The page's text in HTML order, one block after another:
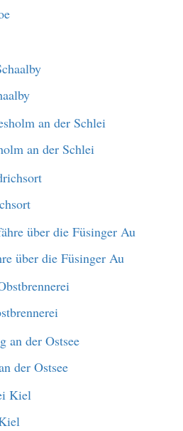
an der Schlei
über die Füsinger Au
der Ostsee